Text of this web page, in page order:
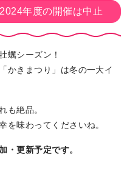
年度の開催は中止
蠣シーズン！
かきまつり」は冬の一大イ
も絶品。
を味わってくださいね。
・更新予定です。